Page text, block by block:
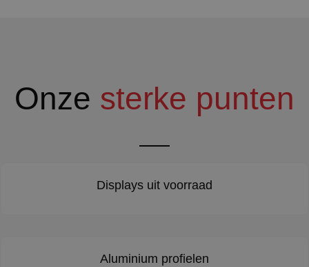
Onze sterke punten
Displays uit voorraad
Aluminium profielen